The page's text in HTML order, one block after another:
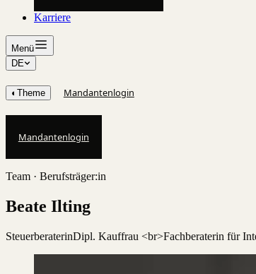
Karriere
Menü
DE
◐ Theme Mandantenlogin
Mandantenlogin
Team · Berufsträger:in
Beate Ilting
SteuerberaterinDipl. Kauffrau <br>Fachberaterin für